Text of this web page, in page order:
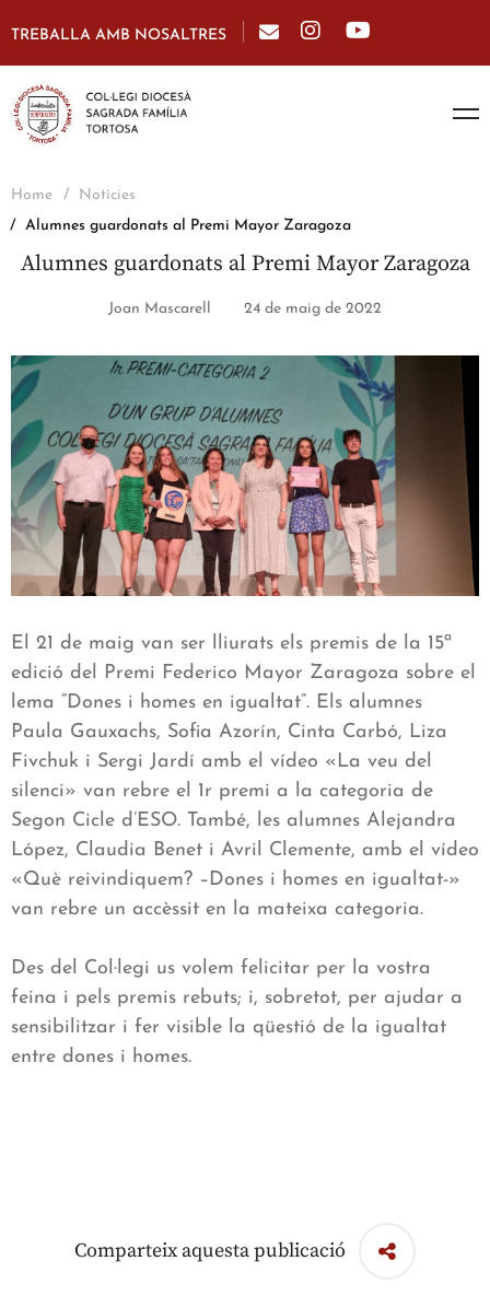
TREBALLA AMB NOSALTRES
Home
Notícies
Alumnes guardonats al Premi Mayor Zaragoza
Alumnes guardonats al Premi Mayor Zaragoza
Joan Mascarell 24 de maig de 2022
El 21 de maig van ser lliurats els premis de la 15ª
edició del Premi Federico Mayor Zaragoza sobre el
lema “Dones i homes en igualtat”. Els alumnes
Paula Gauxachs, Sofia Azorín, Cinta Carbó, Liza
Fivchuk i Sergi Jardí amb el vídeo «La veu del
silenci» van rebre el 1r premi a la categoria de
Segon Cicle d’ESO. També, les alumnes Alejandra
López, Claudia Benet i Avril Clemente, amb el vídeo
«Què reivindiquem? –Dones i homes en igualtat-»
van rebre un accèssit en la mateixa categoria.
Des del Col·legi us volem felicitar per la vostra
feina i pels premis rebuts; i, sobretot, per ajudar a
sensibilitzar i fer visible la qüestió de la igualtat
entre dones i homes.
Comparteix aquesta publicació